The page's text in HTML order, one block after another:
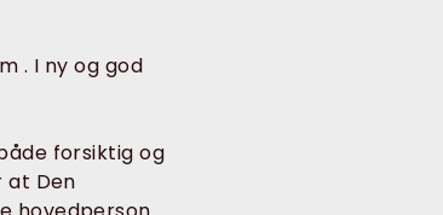
. I ny og god
forsiktig og
at Den